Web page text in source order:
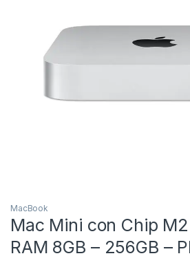
MacBook
Mac Mini con Chip
RAM 8GB – 256GB –